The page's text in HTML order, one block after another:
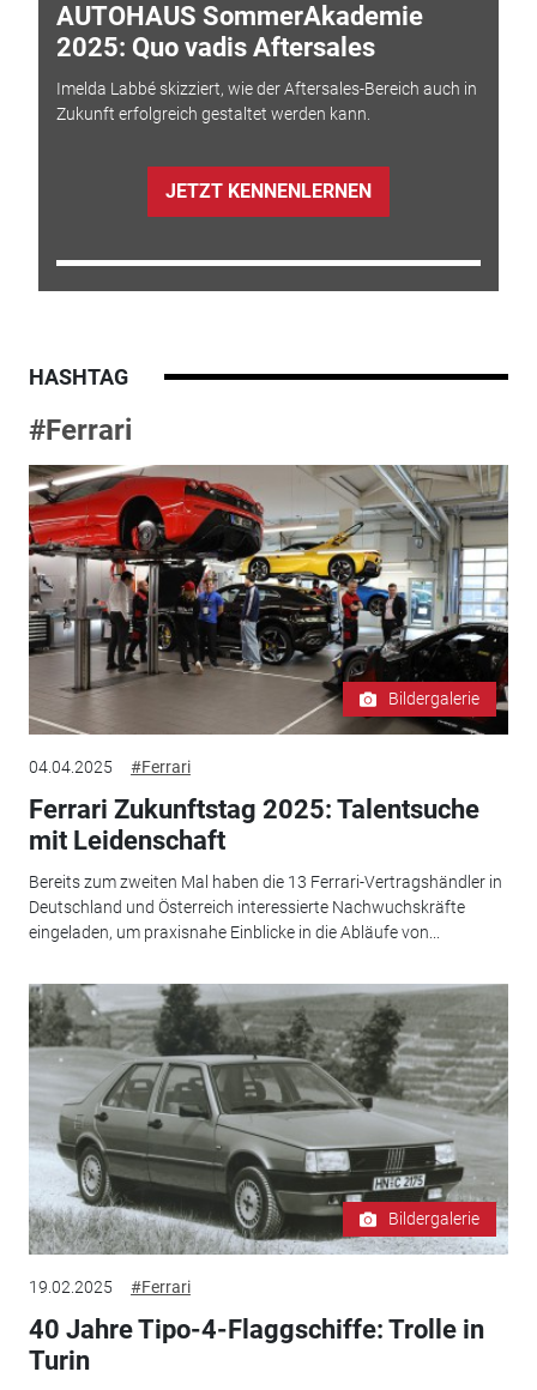
AUTOHAUS SommerAkademie
2025: Quo vadis Aftersales
Imelda Labbé skizziert, wie der Aftersales-Bereich auch in
Zukunft erfolgreich gestaltet werden kann.
JETZT KENNENLERNEN
HASHTAG
#Ferrari
Bildergalerie
04.04.2025 #Ferrari
Ferrari Zukunftstag 2025: Talentsuche
mit Leidenschaft
Bereits zum zweiten Mal haben die 13 Ferrari-Vertragshändler in
Deutschland und Österreich interessierte Nachwuchskräfte
eingeladen, um praxisnahe Einblicke in die Abläufe von...
Bildergalerie
19.02.2025 #Ferrari
40 Jahre Tipo-4-Flaggschiffe: Trolle in
Turin